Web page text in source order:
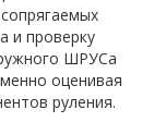
и проверку
ШРУСа
оценивая
руления.